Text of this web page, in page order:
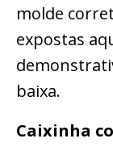
molde
expostas
baixa.
Caixinha